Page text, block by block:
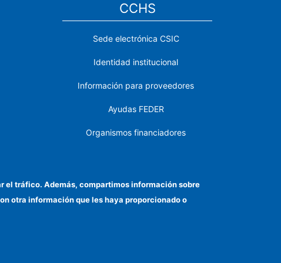
CCHS
Sede electrónica CSIC
Identidad institucional
Información para proveedores
Ayudas FEDER
Organismos financiadores
Cómo llegar
el tráfico. Además, compartimos información sobre
otra información que les haya proporcionado o